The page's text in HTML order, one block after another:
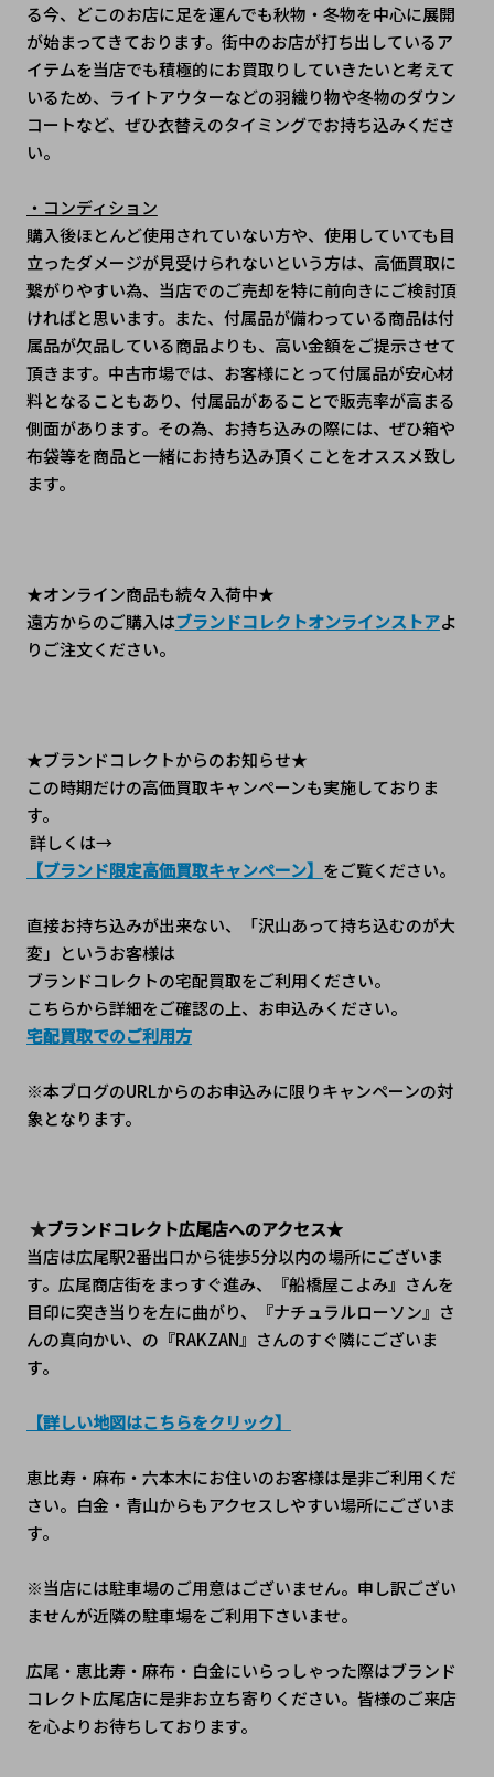
る今、どこのお店に足を運んでも秋物・冬物を中心に展開
が始まってきております。街中のお店が打ち出しているア
イテムを当店でも積極的にお買取りしていきたいと考えて
いるため、ライトアウターなどの羽織り物や冬物のダウン
コートなど、ぜひ衣替えのタイミングでお持ち込みくださ
い。
・コンディション
購入後ほとんど使用されていない方や、使用していても目
立ったダメージが見受けられないという方は、高価買取に
繋がりやすい為、当店でのご売却を特に前向きにご検討頂
ければと思います。また、付属品が備わっている商品は付
属品が欠品している商品よりも、高い金額をご提示させて
頂きます。中古市場では、お客様にとって付属品が安心材
料となることもあり、付属品があることで販売率が高まる
側面があります。その為、お持ち込みの際には、ぜひ箱や
布袋等を商品と一緒にお持ち込み頂くことをオススメ致し
ます。
★オンライン商品も続々入荷中★
遠方からのご購入はブランドコレクトオンラインストアよ
りご注文ください。
★ブランドコレクトからのお知らせ★
この時期だけの高価買取キャンペーンも実施しておりま
す。
詳しくは→
【ブランド限定高価買取キャンペーン】 をご覧ください。
直接お持ち込みが出来ない、「沢山あって持ち込むのが大
変」というお客様は
ブランドコレクトの宅配買取をご利用ください。
こちらから詳細をご確認の上、お申込みください。
宅配買取でのご利用方
※本ブログのURLからのお申込みに限りキャンペーンの対
象となります。
★ブランドコレクト広尾店へのアクセス★
当店は広尾駅2番出口から徒歩5分以内の場所にございま
す。広尾商店街をまっすぐ進み、『船橋屋こよみ』さんを
目印に突き当りを左に曲がり、『ナチュラルローソン』さ
んの真向かい、の『RAKZAN』さんのすぐ隣にございま
す。
【詳しい地図はこちらをクリック】
恵比寿・麻布・六本木にお住いのお客様は是非ご利用くだ
さい。白金・青山からもアクセスしやすい場所にございま
す。
※当店には駐車場のご用意はございません。申し訳ござい
ませんが近隣の駐車場をご利用下さいませ。
広尾・恵比寿・麻布・白金にいらっしゃった際はブランド
コレクト広尾店に是非お立ち寄りください。皆様のご来店
を心よりお待ちしております。